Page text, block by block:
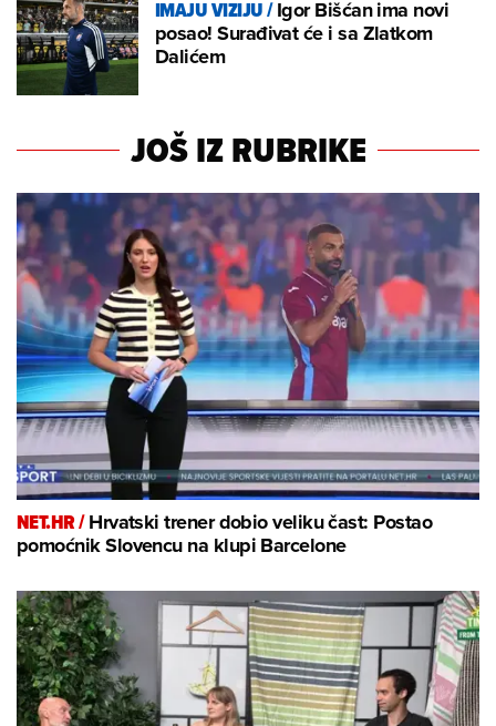
IMAJU VIZIJU/Igor Bišćan ima novi
posao! Surađivat će i sa Zlatkom
Dalićem
JOŠ IZ RUBRIKE
NET.HR /Hrvatski trener dobio veliku čast: Postao
pomoćnik Slovencu na klupi Barcelone